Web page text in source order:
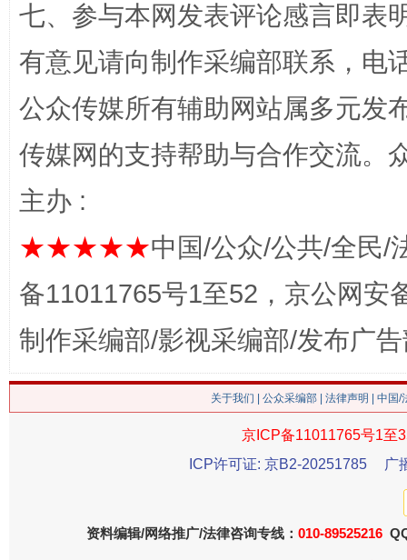
今
魏明亮
“刷贴”乱象丛生
生
七、参与本网发表评论感言即表
有意见请向制作采编部联系，电
公众传媒所有辅助网站属多元发
传媒网的支持帮助与合作交流。
主办 :
★★★★★中国/公众/公共/全民/
备11011765号1至52，京公网安
制作采编部/影视采编部/发布广
关于我们 公众采编部 法律声明 | 中国
京ICP备11011765号1至
ICP许可证: 京B2-20251785
广
资料编辑/网络推广/法律咨询专线： 010-89525216